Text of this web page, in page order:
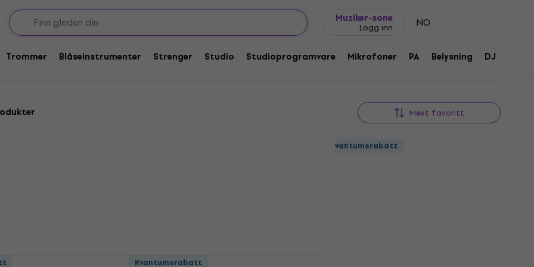
Muziker-sone
Logg inn NO
Trommer Blåseinstrumenter Strenger Studio Studioprogramvare Mikrofoner PA Belysning DJ
for fiolin
Mest favoritt
Latone AY040
Kvantumsrabatt
Kvantumsrabatt